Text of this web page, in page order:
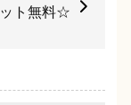
ト無料☆